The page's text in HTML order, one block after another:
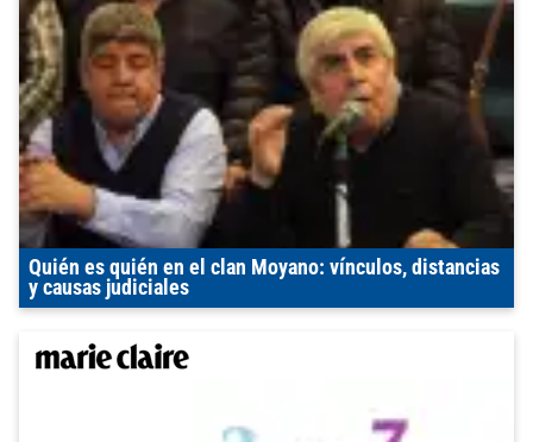
Quién es quién en el clan Moyano: vínculos, distancias
y causas judiciales